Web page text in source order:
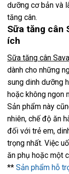
dưỡng cơ bản và
tăng cân.
Sữa tăng cân
ích
Sữa tăng cân
dành cho những
sung dinh dưỡng
hoặc không ngon
Sản phẩm này
nhiên, chế độ ăn
đối với trẻ em,
trọng nhất. Việc
ăn phụ hoặc một
** Sản phẩm hỗ